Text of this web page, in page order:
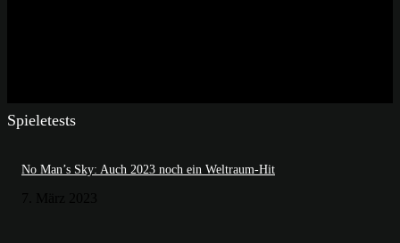
Spieletests
No Man’s Sky: Auch 2023 noch ein Weltraum-Hit